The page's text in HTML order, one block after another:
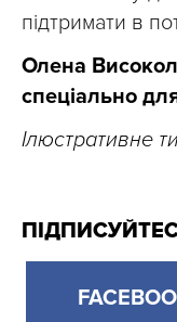
підтримати в
Олена
спеціально
Ілюстративне